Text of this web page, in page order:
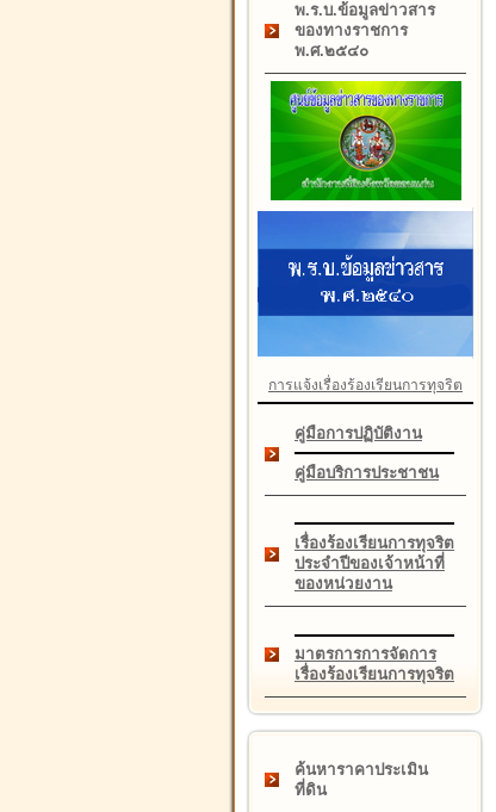
พ.ร.บ.ข้อมูลข่าวสาร
ของทางราชการ
พ.ศ.๒๕๔๐
การแจ้งเรื่องร้องเรียนการทุจริต
คู่มือการปฏิบัติงาน
คู่มือบริการประชาชน
เรื่องร้องเรียนการทุจริต
ประจำปีของเจ้าหน้าที่
ของหน่วยงาน
มาตรการการจัดการ
เรื่องร้องเรียนการทุจริต
ค้นหาราคาประเมิน
ที่ดิน